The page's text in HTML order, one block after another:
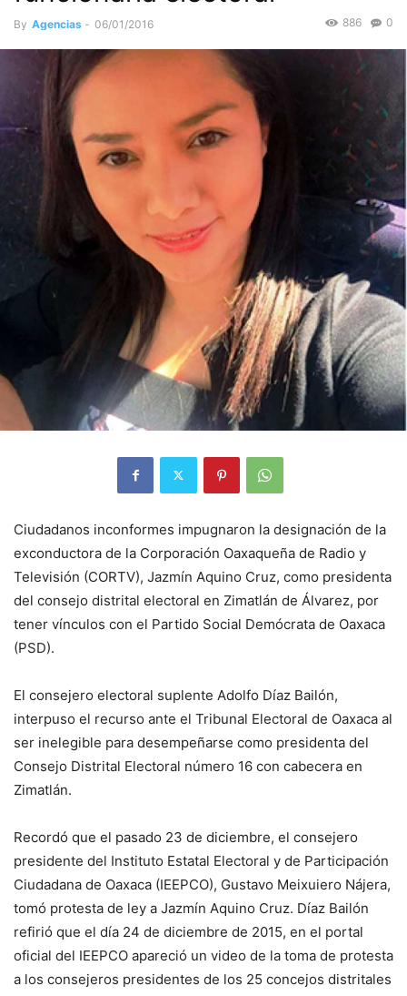
By Agencias - 06/01/2016 0
886
Ciudadanos inconformes impugnaron la designación de la
exconductora de la Corporación Oaxaqueña de Radio y
Televisión (CORTV), Jazmín Aquino Cruz, como presidenta
del consejo distrital electoral en Zimatlán de Álvarez, por
tener vínculos con el Partido Social Demócrata de Oaxaca
(PSD).
El consejero electoral suplente Adolfo Díaz Bailón,
interpuso el recurso ante el Tribunal Electoral de Oaxaca al
ser inelegible para desempeñarse como presidenta del
Consejo Distrital Electoral número 16 con cabecera en
Zimatlán.
Recordó que el pasado 23 de diciembre, el consejero
presidente del Instituto Estatal Electoral y de Participación
Ciudadana de Oaxaca (IEEPCO), Gustavo Meixuiero Nájera,
tomó protesta de ley a Jazmín Aquino Cruz. Díaz Bailón
refirió que el día 24 de diciembre de 2015, en el portal
oficial del IEEPCO apareció un video de la toma de protesta
a los consejeros presidentes de los 25 concejos distritales